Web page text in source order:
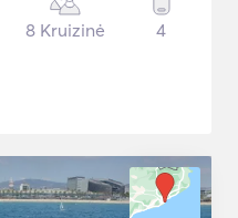
8 Kruizinė 4